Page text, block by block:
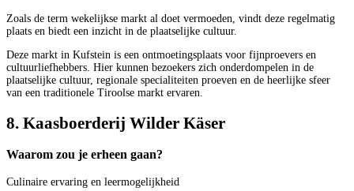
Zoals de term wekelijkse markt al doet vermoeden, vindt deze regelmatig
plaats en biedt een inzicht in de plaatselijke cultuur.
Deze markt in Kufstein is een ontmoetingsplaats voor fijnproevers en
cultuurliefhebbers. Hier kunnen bezoekers zich onderdompelen in de
plaatselijke cultuur, regionale specialiteiten proeven en de heerlijke sfeer
van een traditionele Tiroolse markt ervaren.
8. Kaasboerderij Wilder Käser
Waarom zou je erheen gaan?
Culinaire ervaring en leermogelijkheid